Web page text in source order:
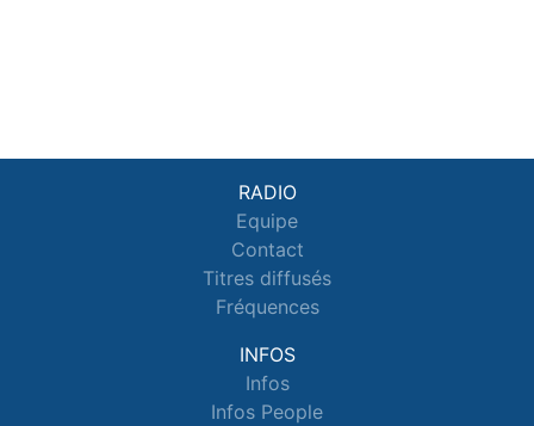
RADIO
Equipe
Contact
Titres diffusés
Fréquences
INFOS
Infos
Infos People